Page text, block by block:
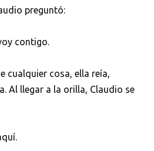
preguntó:
contigo.
cualquier cosa, ella reía,
Al llegar a la orilla, Claudio se